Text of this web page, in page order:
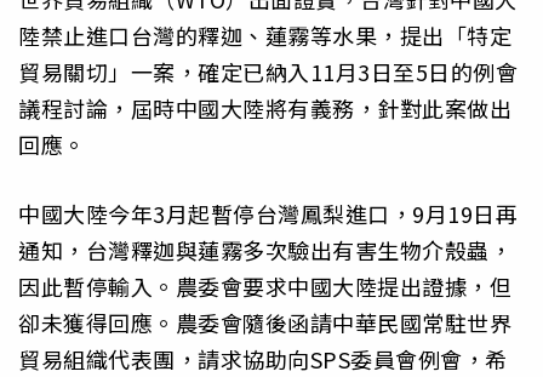
陸禁止進口台灣的釋迦、蓮霧等水果，提出「特定
貿易關切」一案，確定已納入11月3日至5日的例會
議程討論，屆時中國大陸將有義務，針對此案做出
回應。
中國大陸今年3月起暫停台灣鳳梨進口，9月19日再
通知，台灣釋迦與蓮霧多次驗出有害生物介殼蟲，
因此暫停輸入。農委會要求中國大陸提出證據，但
卻未獲得回應。農委會隨後函請中華民國常駐世界
貿易組織代表團，請求協助向SPS委員會例會，希